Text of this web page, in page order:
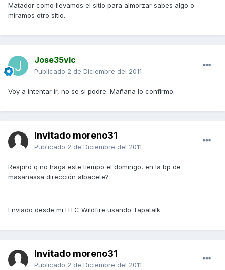
Matador como llevamos el sitio para almorzar sabes algo o
miramos otro sitio.
Jose35vlc
Publicado 2 de Diciembre del 2011
Voy a intentar ir, no se si podre. Mañana lo confirmo.
Invitado moreno31
Publicado 2 de Diciembre del 2011
Respiró q no haga este tiempo el domingo, en la bp de
masanassa dirección albacete?
Enviado desde mi HTC Wildfire usando Tapatalk
Invitado moreno31
Publicado 2 de Diciembre del 2011